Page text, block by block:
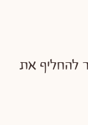
להחליף את